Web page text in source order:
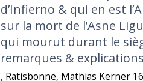
d’Infierno & qui en est
sur la mort de l’Asne
qui mourut durant le
remarques &
‎, Ratisbonne, Mathias Kerner